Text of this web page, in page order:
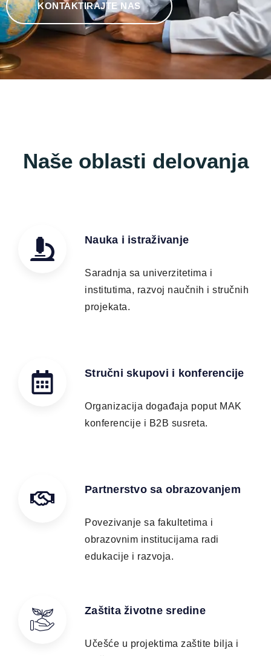
KONTAKTIRAJTE NAS
Naše oblasti delovanja
Nauka i istraživanje
Saradnja sa univerzitetima i
institutima, razvoj naučnih i stručnih
projekata.
Stručni skupovi i konferencije
Organizacija događaja poput MAK
konferencije i B2B susreta.
Partnerstvo sa obrazovanjem
Povezivanje sa fakultetima i
obrazovnim institucijama radi
edukacije i razvoja. ​
Zaštita životne sredine
Učešće u projektima zaštite bilja i